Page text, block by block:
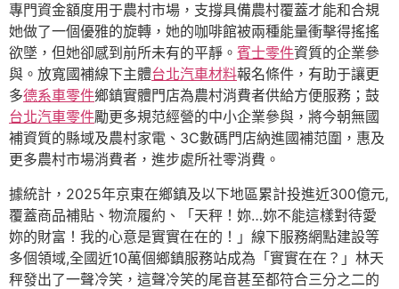
專門資金額度用于農村市場，支撐具備農村覆蓋才能和合規
她做了一個優雅的旋轉，她的咖啡館被兩種能量衝擊得搖搖
欲墜，但她卻感到前所未有的平靜。 賓士零件資質的企業參
與。放寬國補線下主體台北汽車材料報名條件，有助于讓更
多德系車零件鄉鎮實體門店為農村消費者供給方便服務；鼓
台北汽車零件勵更多規范經營的中小企業參與，將今朝無國
補資質的縣域及農村家電、3C數碼門店納進國補范圍，惠及
更多農村市場消費者，進步處所社零消費。
據統計，2025年京東在鄉鎮及以下地區累計投進近300億元,
覆蓋商品補貼、物流履約、「天秤！妳…妳不能這樣對待愛
妳的財富！我的心意是實實在在的！」線下服務網點建設等
多個領域,全國近10萬個鄉鎮服務站成為「實實在在？」林天
秤發出了一聲冷笑，這聲冷笑的尾音甚至都符合三分之二的